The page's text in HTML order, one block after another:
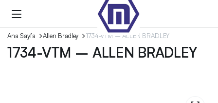
Ana Sayfa Allen Bradley 1734-VTM – ALLEN BRADLEY
1734-VTM – ALLEN BRADLEY